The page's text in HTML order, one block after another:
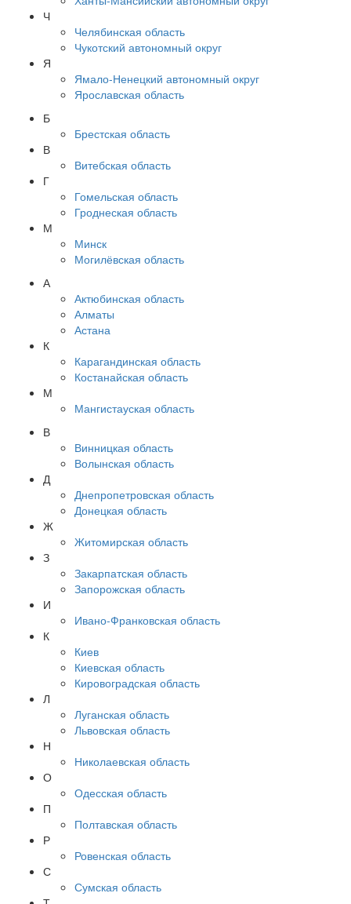
Ч
Челябинская область
Чукотский автономный округ
Я
Ямало-Ненецкий автономный округ
Ярославская область
Б
Брестская область
В
Витебская область
Г
Гомельская область
Гроднеская область
М
Минск
Могилёвская область
А
Актюбинская область
Алматы
Астана
К
Карагандинская область
Костанайская область
М
Мангистауская область
В
Винницкая область
Волынская область
Д
Днепропетровская область
Донецкая область
Ж
Житомирская область
З
Закарпатская область
Запорожская область
И
Ивано-Франковская область
К
Киев
Киевская область
Кировоградская область
Л
Луганская область
Львовская область
Н
Николаевская область
О
Одесская область
П
Полтавская область
Р
Ровенская область
С
Сумская область